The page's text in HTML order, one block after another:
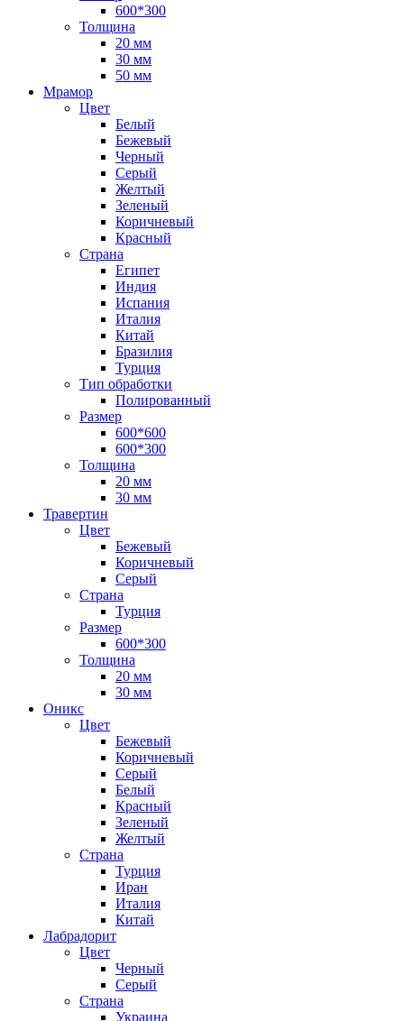
600*300
Толщина
20 мм
30 мм
50 мм
Мрамор
Цвет
Белый
Бежевый
Черный
Серый
Желтый
Зеленый
Коричневый
Красный
Страна
Египет
Индия
Испания
Италия
Китай
Бразилия
Турция
Тип обработки
Полированный
Размер
600*600
600*300
Толщина
20 мм
30 мм
Травертин
Цвет
Бежевый
Коричневый
Серый
Страна
Турция
Размер
600*300
Толщина
20 мм
30 мм
Оникс
Цвет
Бежевый
Коричневый
Серый
Белый
Красный
Зеленый
Желтый
Страна
Турция
Иран
Италия
Китай
Лабрадорит
Цвет
Черный
Серый
Страна
Украина